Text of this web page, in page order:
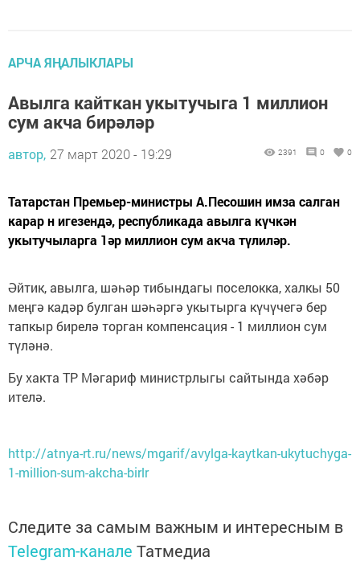
АРЧА ЯҢАЛЫКЛАРЫ
Авылга кайткан укытучыга 1 миллион
сум акча бирәләр
автор, 27 март 2020 - 19:29 2391 0 0
Татарстан Премьер-министры А.Песошин имза салган
карар н игезендә, республикада авылга күчкән
укытучыларга 1әр миллион сум акча түлиләр.
Әйтик, авылга, шәһәр тибындагы поселокка, халкы 50
меңгә кадәр булган шәһәргә укытырга күчүчегә бер
тапкыр бирелә торган компенсация - 1 миллион сум
түләнә.
Бу хакта ТР Мәгариф министрлыгы сайтында хәбәр
ителә.
http://atnya-rt.ru/news/mgarif/avylga-kaytkan-ukytuchyga-
1-million-sum-akcha-birlr
Следите за самым важным и интересным в
Telegram-канале Татмедиа